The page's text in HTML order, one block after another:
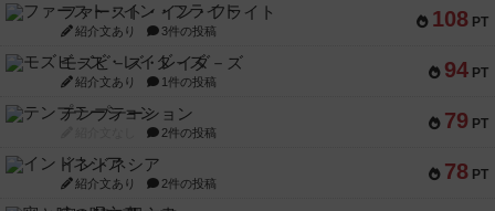
108 PT
ファースト・イン・フライト
紹介文あり 3件の投稿
94 PT
モズビ－ズ・レイダ－ズ
紹介文あり 1件の投稿
79 PT
テンプテーション
2件の投稿
78 PT
インドネシア
紹介文あり 2件の投稿